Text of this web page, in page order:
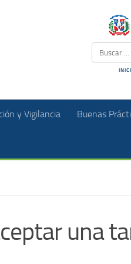
y Vigilancia Buenas
una